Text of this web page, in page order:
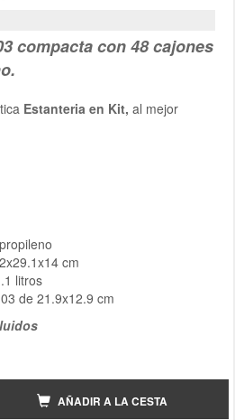
compacta con 48 cajones
Estanteria en Kit, al mejor
cm
litros
de 21.9x12.9 cm
AÑADIR A LA CESTA